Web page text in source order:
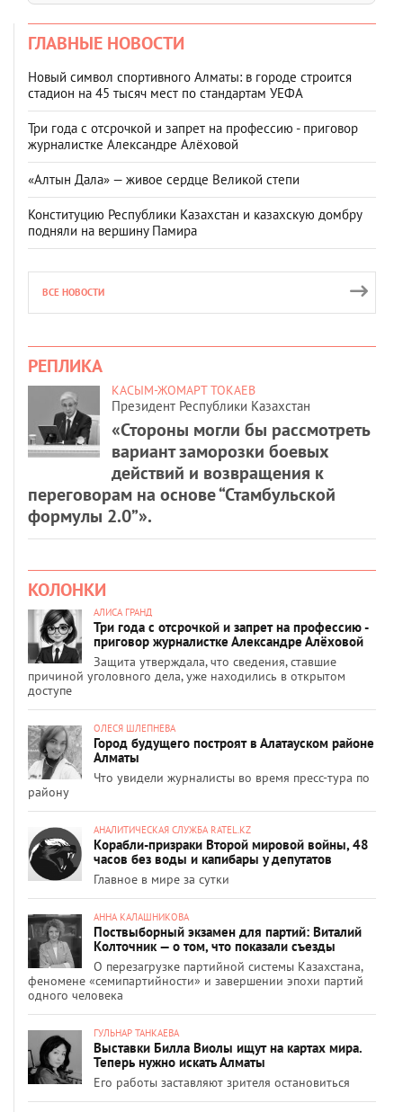
ГЛАВНЫЕ НОВОСТИ
Новый символ спортивного Алматы: в городе строится
стадион на 45 тысяч мест по стандартам УЕФА
Три года с отсрочкой и запрет на профессию - приговор
журналистке Александре Алёховой
«Алтын Дала» — живое сердце Великой степи
Конституцию Республики Казахстан и казахскую домбру
подняли на вершину Памира
ВСЕ НОВОСТИ
РЕПЛИКА
КАСЫМ-ЖОМАРТ ТОКАЕВ
Президент Республики Казахстан
«Стороны могли бы рассмотреть
вариант заморозки боевых
действий и возвращения к
переговорам на основе “Стамбульской
формулы 2.0”».
КОЛОНКИ
АЛИСА ГРАНД
Три года с отсрочкой и запрет на профессию -
приговор журналистке Александре Алёховой
Защита утверждала, что сведения, ставшие
причиной уголовного дела, уже находились в открытом
доступе
ОЛЕСЯ ШЛЕПНЕВА
Город будущего построят в Алатауском районе
Алматы
Что увидели журналисты во время пресс-тура по
району
АНАЛИТИЧЕСКАЯ СЛУЖБА RATEL.KZ
Корабли-призраки Второй мировой войны, 48
часов без воды и капибары у депутатов
Главное в мире за сутки
АННА КАЛАШНИКОВА
Поствыборный экзамен для партий: Виталий
Колточник — о том, что показали съезды
О перезагрузке партийной системы Казахстана,
феномене «семипартийности» и завершении эпохи партий
одного человека
ГУЛЬНАР ТАНКАЕВА
Выставки Билла Виолы ищут на картах мира.
Теперь нужно искать Алматы
Его работы заставляют зрителя остановиться